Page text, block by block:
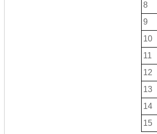
8
9
10
11
12
13
14
15